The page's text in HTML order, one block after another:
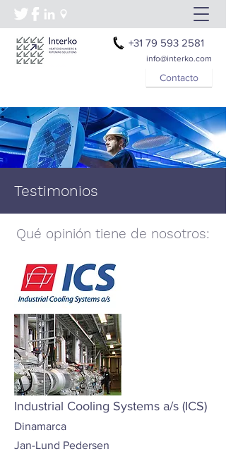
info@interko.com
+31 79 593 2581
Contacto
Qué opinión tiene de nosotros:
Industrial Cooling Systems a/s (ICS)
Dinamarca
Jan-Lund Pedersen
Testimonios